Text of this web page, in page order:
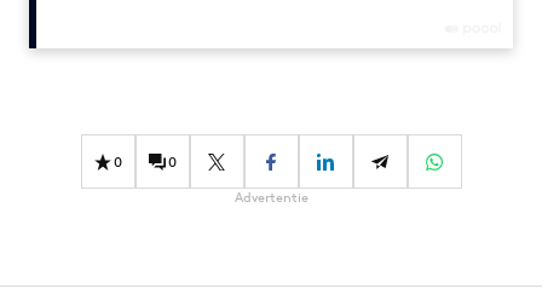
Gedragsverandering
Influencer marketing
Media
0 0
Advertentie